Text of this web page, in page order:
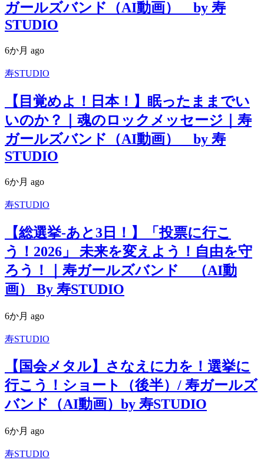
ガールズバンド（AI動画） by 寿
STUDIO
6か月 ago
寿STUDIO
【目覚めよ！日本！】眠ったままでい
いのか？｜魂のロックメッセージ｜寿
ガールズバンド（AI動画） by 寿
STUDIO
6か月 ago
寿STUDIO
【総選挙-あと3日！】「投票に行こ
う！2026」 未来を変えよう！自由を守
ろう！｜寿ガールズバンド （AI動
画） By 寿STUDIO
6か月 ago
寿STUDIO
【国会メタル】さなえに力を！選挙に
行こう！ショート（後半）/ 寿ガールズ
バンド（AI動画）by 寿STUDIO
6か月 ago
寿STUDIO